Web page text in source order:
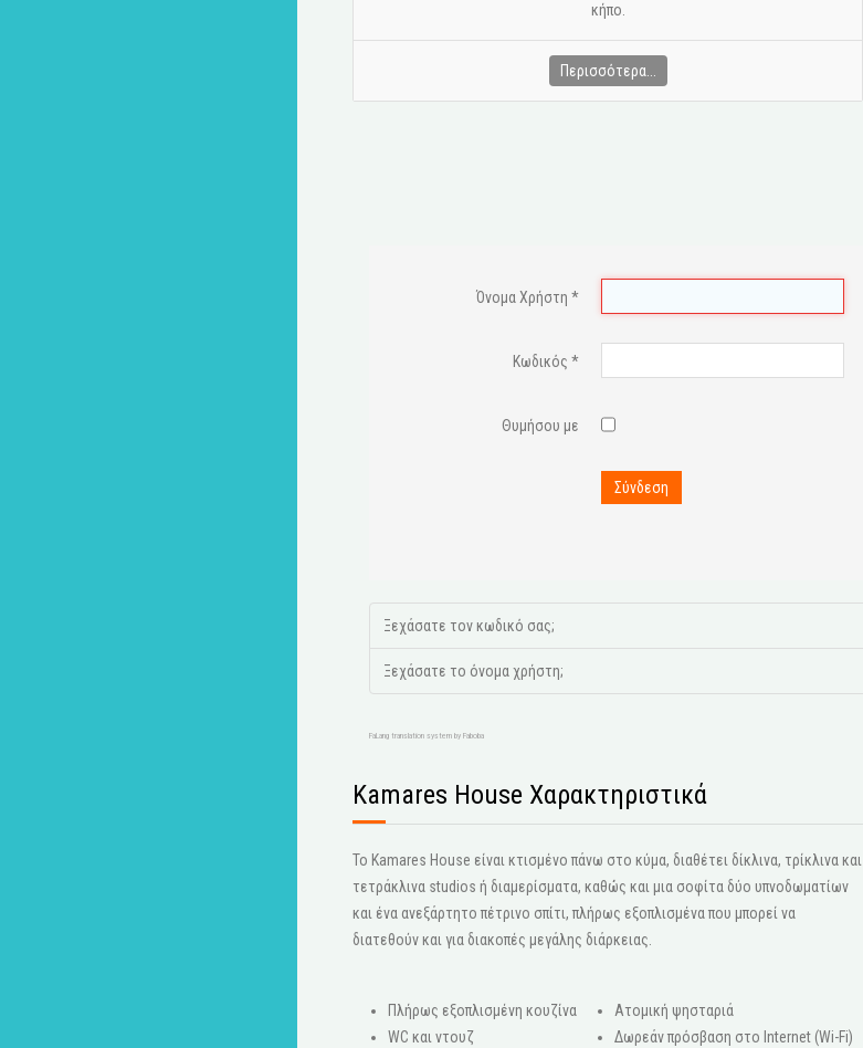
κήπο.
Περισσότερα...
Όνομα Χρήστη *
Κωδικός *
Θυμήσου με
Σύνδεση
Ξεχάσατε τον κωδικό σας;
Ξεχάσατε το όνομα χρήστη;
FaLang translation system by Faboba
Kamares House Χαρακτηριστικά
Το Kamares House είναι κτισμένο πάνω στο κύμα, διαθέτει δίκλινα, τρίκλινα και
τετράκλινα studios ή διαμερίσματα, καθώς και μια σοφίτα δύο υπνοδωματίων
και ένα ανεξάρτητο πέτρινο σπίτι, πλήρως εξοπλισμένα που μπορεί να
διατεθούν και για διακοπές μεγάλης διάρκειας.
Πλήρως εξοπλισμένη κουζίνα
WC και ντουζ
Ατομική ψησταριά
Δωρεάν πρόσβαση στο Internet (Wi-Fi)